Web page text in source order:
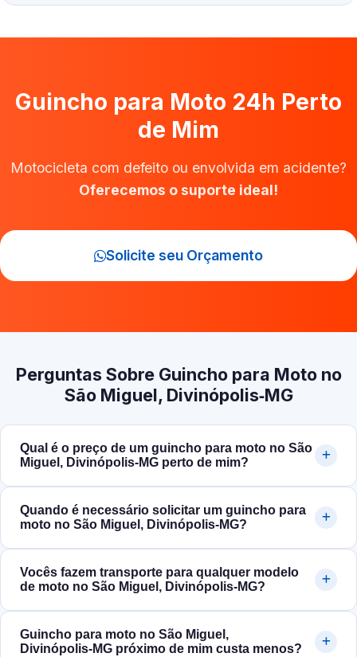
Guincho para Moto 24h Perto
de Mim
Motocicleta com defeito ou envolvida em acidente?
Oferecemos o suporte ideal!
Solicite seu Orçamento
Perguntas Sobre Guincho para Moto no
São Miguel, Divinópolis‑MG
Qual é o preço de um guincho para moto no São
Miguel, Divinópolis‑MG perto de mim?
Quando é necessário solicitar um guincho para
moto no São Miguel, Divinópolis‑MG?
Vocês fazem transporte para qualquer modelo
de moto no São Miguel, Divinópolis‑MG?
Guincho para moto no São Miguel,
Divinópolis‑MG próximo de mim custa menos?